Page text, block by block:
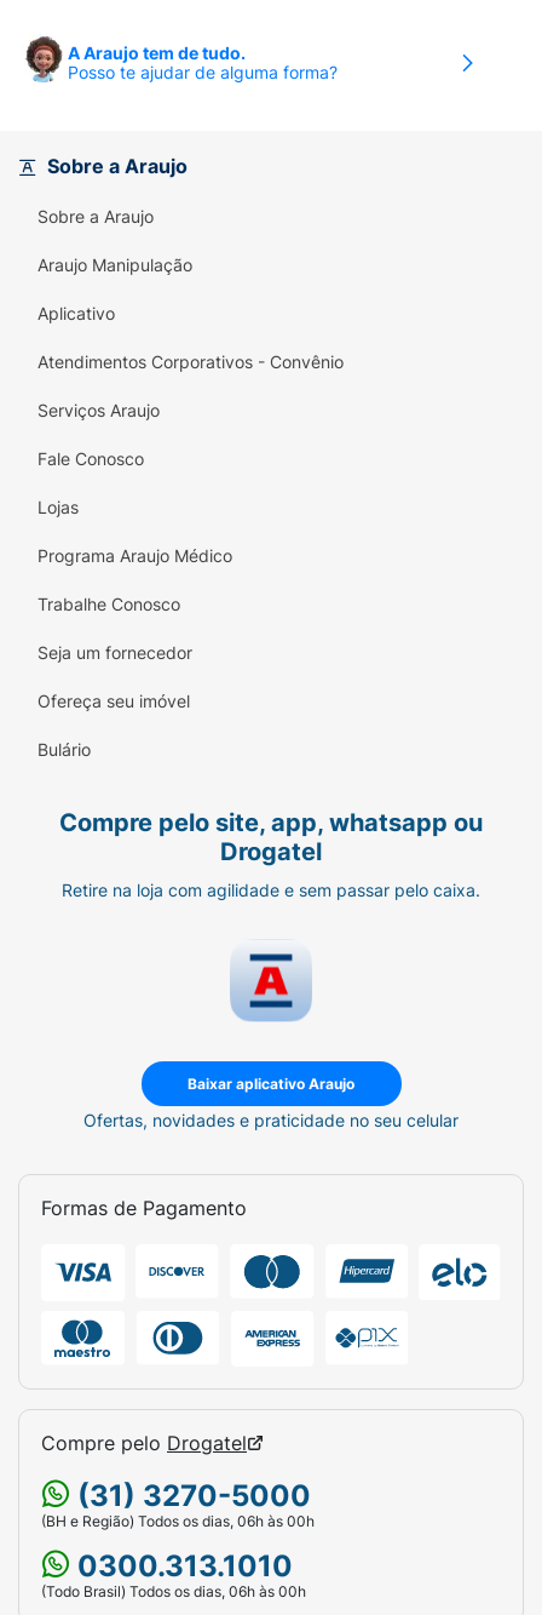
A Araujo tem de tudo.
Posso te ajudar de alguma forma?
Sobre a Araujo
Sobre a Araujo
Araujo Manipulação
Aplicativo
Atendimentos Corporativos - Convênio
Serviços Araujo
Fale Conosco
Lojas
Programa Araujo Médico
Trabalhe Conosco
Seja um fornecedor
Ofereça seu imóvel
Bulário
Compre pelo site, app, whatsapp ou
Drogatel
Retire na loja com agilidade e sem passar pelo caixa.
Baixar aplicativo Araujo
Ofertas, novidades e praticidade no seu celular
Formas de Pagamento
Compre pelo Drogatel
(31) 3270-5000
(BH e Região) Todos os dias, 06h às 00h
0300.313.1010
(Todo Brasil) Todos os dias, 06h às 00h